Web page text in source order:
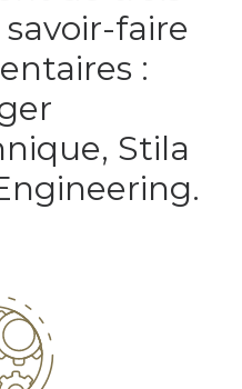
faire
:
Stila